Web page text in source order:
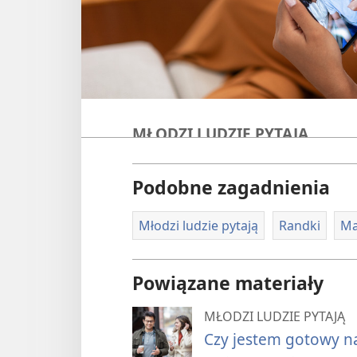
MŁODZI LUDZIE PYTAJĄ
Randki — część
zerwać?
Spotykasz się z kimś już od
wątpliwości. Czy powinieneś
zakończyć? Ten artykuł
W tym artykule:
Podobne zagadnienia
Młodzi ludzie pytają Randki
Powiązane materiały
MŁODZI LUDZIE PYTAJĄ
Czy jestem gotowy